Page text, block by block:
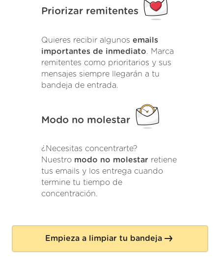
Priorizar remitentes
Quieres recibir algunos emails
importantes de inmediato. Marca
remitentes como prioritarios y sus
mensajes siempre llegarán a tu
bandeja de entrada.
Modo no molestar
¿Necesitas concentrarte?
Nuestro modo no molestar retiene
tus emails y los entrega cuando
termine tu tiempo de
concentración.
Empieza a limpiar tu bandeja